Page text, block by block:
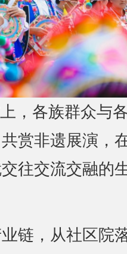
，各族群众与
赏非遗展演，
往交流交融的
，从社区院